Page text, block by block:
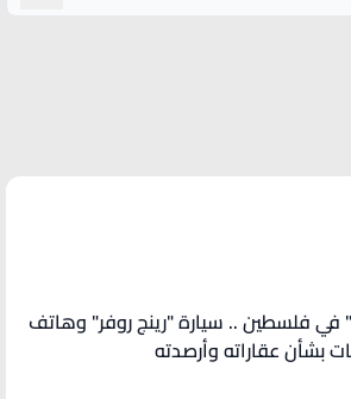
"أغنى متسول" في فلسطين .. سيارة "رينج روفر" وهاتف
بشأن عقاراته وأرصدته